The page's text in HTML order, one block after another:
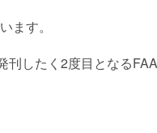
ます。
刊したく2度目となる